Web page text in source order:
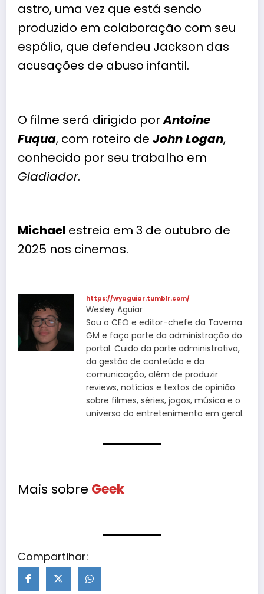
astro, uma vez que está sendo
produzido em colaboração com seu
espólio, que defendeu Jackson das
acusações de abuso infantil.
O filme será dirigido porAntoine
Fuqua, com roteiro de John Logan,
conhecido por seu trabalho em
Gladiador.
Michael estreia em 3 de outubro de
2025 nos cinemas.
https://wyaguiar.tumblr.com/
Wesley Aguiar
Sou o CEO e editor-chefe da Taverna
GM e faço parte da administração do
portal. Cuido da parte administrativa,
da gestão de conteúdo e da
comunicação, além de produzir
reviews, notícias e textos de opinião
sobre filmes, séries, jogos, música e o
universo do entretenimento em geral.
Mais sobre Geek
Compartihar: